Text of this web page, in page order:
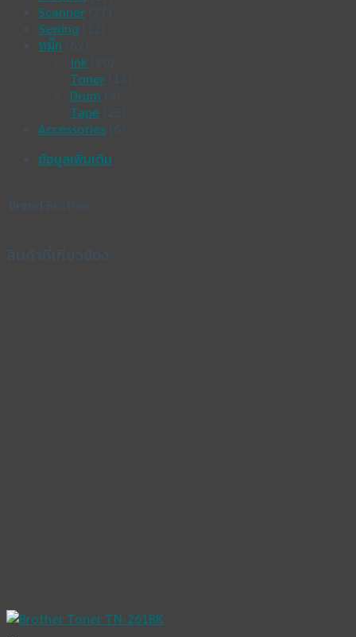
Scanner (27)
Sewing (12)
หมึก (62)
Ink (20)
Toner (13)
Drum (4)
Tape (25)
Accessories (6)
ข้อมูลเพิ่มเติม
Brand Brother
สินค้าที่เกี่ยวข้อง